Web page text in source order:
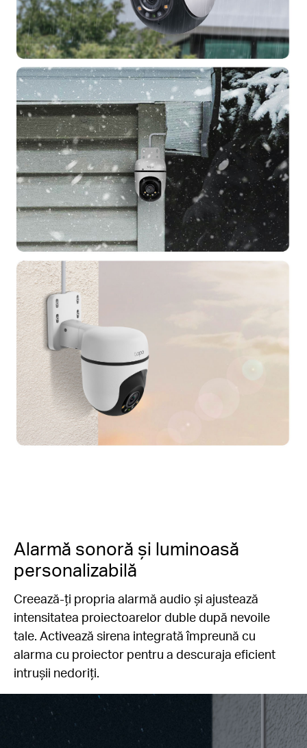
Alarmă sonoră și luminoasă
personalizabilă
Creează-ți propria alarmă audio și ajustează
intensitatea proiectoarelor duble după nevoile
tale. Activează sirena integrată împreună cu
alarma cu proiector pentru a descuraja eficient
intrușii nedoriți.